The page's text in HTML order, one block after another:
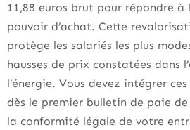
11,88 euros brut pour répondre à
pouvoir d’achat. Cette
protège les salariés les plus
hausses de prix constatées dans
l’énergie. Vous devez intégrer
dès le premier bulletin de paie
la conformité légale de votre